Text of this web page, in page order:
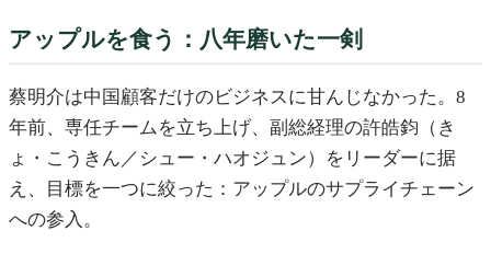
アップルを食う：八年磨いた一剣
蔡明介は中国顧客だけのビジネスに甘んじなかった。8
年前、専任チームを立ち上げ、副総経理の許皓鈞（き
ょ・こうきん／シュー・ハオジュン）をリーダーに据
え、目標を一つに絞った：アップルのサプライチェーン
への参入。